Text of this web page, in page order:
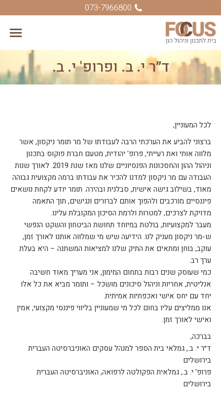
073-7966800
ד״ר י. ב. ופרופ' י. ב.
You are here:
לכל המעוניין,
ברצוני להביע את הערכתי הרבה לעבודתו של מר תומר ניקסון, אשר
מלווה אותי ואת רעייתי, פרופ' יהודית, מטעם חברת פוקוס בתכנון
וניהול ההון והחסכונות הפנסיוניים שלנו מאז שנת 2019. לאורך שנות
העבודה עם מר ניקסון למדנו להכיר את עבודתו ברמה מקצועית גבוהה
מאוד, בשילוב גישה אישית, סבלנית ובהירה. תומר יודע לקחת נושאים
פיננסיים מורכבים ולהפוך אותם לברורים ונגישים, תוך התאמה
מדויקת לצרכים, למטרות ולרמת הסיכון המקובלת עלינו.
מעבר למקצועיות, בולטת במיוחד תחושת הביטחון והשקט הנפשי
ש-מר ניקסון מעניק לנו. הידיעה שיש מי שמלווה אותנו לאורך זמן,
עוקב, בוחן ומתאים את התיק שלנו למציאות המשתנה – היא בעלת
ערך רב.
כמי שעוסק שנים רבות בתחום המימון, אני מעריך מאוד חשיבה
אנליטית, אחריות וניהול סיכונים מושכל – ותומר מביא את כל אלו
יחד עם יחס אישי ואכפתיות אמיתית.
אנו ממליצים עליו בחום לכל מי שמעוניין בליווי פיננסי מקצועי, אמין
ואישי לאורך זמן.
בברכה,
ד״ר י. ב., גמלאי בית הספר למנהל עסקים האוניברסיטה העברית
בירושלים
פרופ' י. ב., גמלאית הפקולטה לרפואה, האוניברסיטה העברית
בירושלים